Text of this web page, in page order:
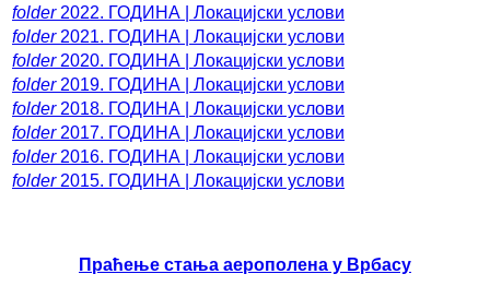
folder 2022. ГОДИНА | Локацијски услови
folder 2021. ГОДИНА | Локацијски услови
folder 2020. ГОДИНА | Локацијски услови
folder 2019. ГОДИНА | Локацијски услови
folder 2018. ГОДИНА | Локацијски услови
folder 2017. ГОДИНА | Локацијски услови
folder 2016. ГОДИНА | Локацијски услови
folder 2015. ГОДИНА | Локацијски услови
Праћење стања аерополена у Врбасу